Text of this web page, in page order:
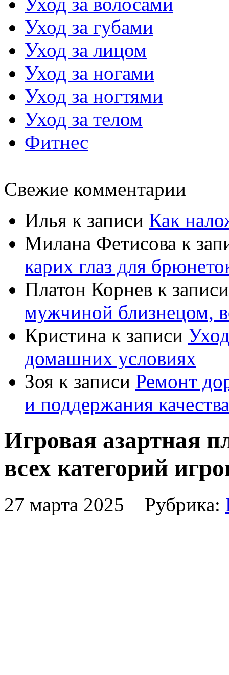
Уход за губами
Уход за лицом
Уход за ногами
Уход за ногтями
Уход за телом
Фитнес
Свежие комментарии
Илья к записи Как
Милана Фетисова к
карих глаз для
Платон Корнев к
мужчиной близнецом,
Кристина к записи
домашних условиях
Зоя к записи Ремонт
и поддержания качества
Игровая азартная
всех категорий
27 марта 2025 Рубрика: